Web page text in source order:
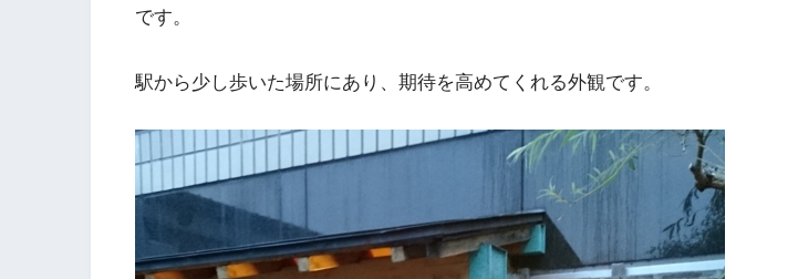
です。
駅から少し歩いた場所にあり、期待を高めてくれる外観です。